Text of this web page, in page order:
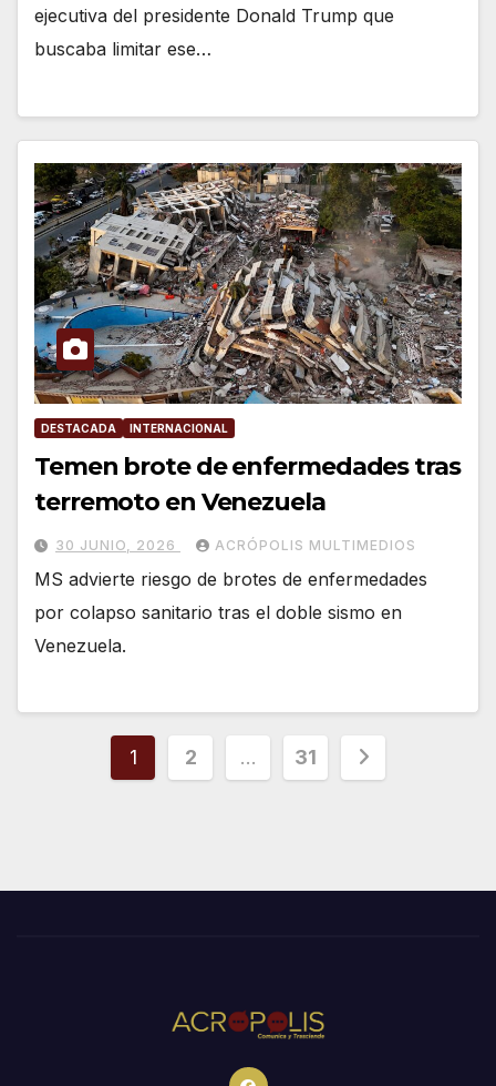
ejecutiva del presidente Donald Trump que
buscaba limitar ese…
DESTACADA INTERNACIONAL
Temen brote de enfermedades tras
terremoto en Venezuela
30 JUNIO, 2026 ACRÓPOLIS MULTIMEDIOS
MS advierte riesgo de brotes de enfermedades
por colapso sanitario tras el doble sismo en
Venezuela.
Paginación
1 2 … 31